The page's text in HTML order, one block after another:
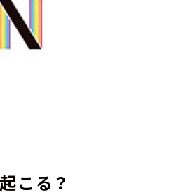
こる？